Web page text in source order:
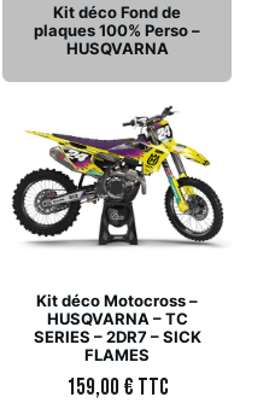
Kit déco Fond de
plaques 100% Perso –
HUSQVARNA
Kit déco Motocross –
HUSQVARNA – TC
SERIES – 2DR7 – SICK
FLAMES
159,00€ TTC